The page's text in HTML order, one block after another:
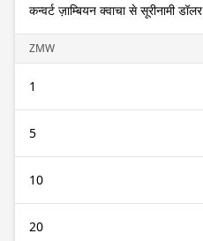
कन्वर्ट ज़ाम्बियन क्वाचा से सूरीनामी डॉलर
ZMW
1
5
10
20